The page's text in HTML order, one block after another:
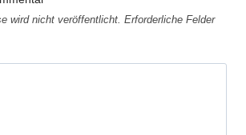
wird nicht veröffentlicht. Erforderliche Felder